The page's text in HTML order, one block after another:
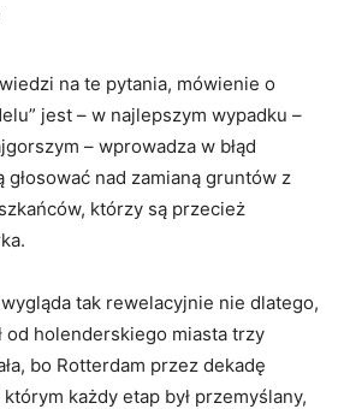
na te pytania, mówienie o
jest – w najlepszym wypadku –
– wprowadza w błąd
głosować nad zamianą gruntów z
którzy są przecież
tak rewelacyjnie nie dlatego,
od holenderskiego miasta trzy
bo Rotterdam przez dekadę
każdy etap był przemyślany,